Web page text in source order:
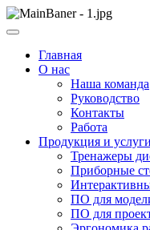
Skip
to
ООО НПП
ООО НПП "АТП" –
Главная
О нас
Наша команда
Руководство
Контакты
Работа
Продукция и услуги
Тренажеры
Приборные
ПО для
ПО для